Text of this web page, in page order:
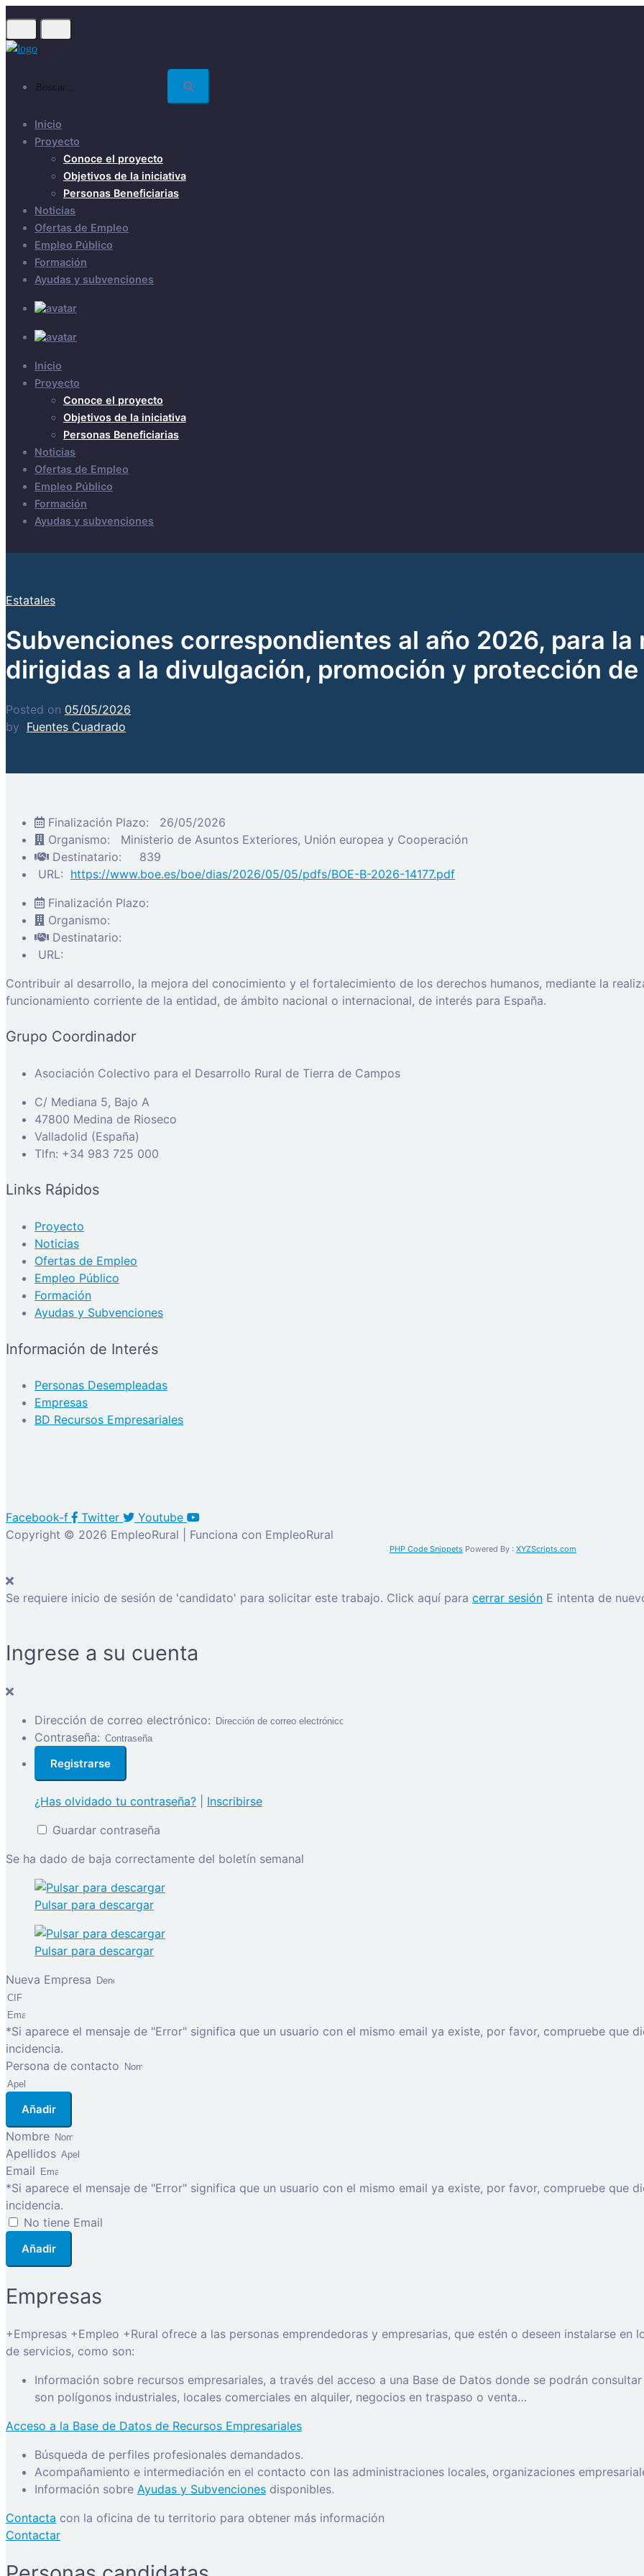
main
Inicio
Proyecto
Conoce el proyecto
Objetivos de la iniciativa
Personas Beneficiarias
Noticias
Ofertas de Empleo
Empleo Público
Formación
Ayudas y subvenciones
Inicio
Proyecto
Conoce el proyecto
Objetivos de la iniciativa
Personas Beneficiarias
Noticias
Ofertas de Empleo
Empleo Público
Formación
Ayudas y subvenciones
Estatales
Subvenciones correspondientes al año 2026, para
dirigidas a la divulgación, promoción y protección
Posted on 05/05/2026
by Fuentes Cuadrado
Finalización Plazo:
26/05/2026
Organismo:
Ministerio de Asuntos Exteriores, Unión europea y Cooperación
Destinatario:
839
URL: https://www.boe.es/boe/dias/2026/05/05/pdfs/BOE-B-2026-14177.pdf
Finalización Plazo:
Organismo:
Destinatario:
URL:
Contribuir al desarrollo, la mejora del conocimiento y el fortalecimiento de los derechos humanos, mediante la
funcionamiento corriente de la entidad, de ámbito nacional o internacional, de interés para España.
Grupo Coordinador
Asociación Colectivo para el Desarrollo Rural de Tierra de Campos
C/ Mediana 5, Bajo A
47800 Medina de Rioseco
Valladolid (España)
Tlfn: +34 983 725 000
Links Rápidos
Proyecto
Noticias
Ofertas de Empleo
Empleo Público
Formación
Ayudas y Subvenciones
Información de Interés
Personas Desempleadas
Empresas
BD Recursos Empresariales
Facebook-f Twitter
Youtube
Copyright © 2026 EmpleoRural | Funciona con EmpleoRural
PHP Code Snippets Powered By : XYZScripts.com
Se requiere inicio de sesión de 'candidato' para solicitar este trabajo. Click aquí para cerrar sesión E intenta de
Ingrese a su cuenta
Dirección de correo electrónico:
Contraseña:
¿Has olvidado tu contraseña?
Inscribirse
Guardar contraseña
Se ha dado de baja correctamente del boletín semanal
Pulsar para descargar
Pulsar para descargar
Nueva Empresa
*Si aparece el mensaje de "Error" significa que un usuario con el mismo email ya existe, por favor, compruebe que
incidencia.
Persona de contacto
Añadir
Nombre
Apellidos
Email
*Si aparece el mensaje de "Error" significa que un usuario con el mismo email ya existe, por favor, compruebe que
incidencia.
No tiene Email
Añadir
Empresas
+Empresas +Empleo +Rural ofrece a las personas emprendedoras y empresarias, que estén o deseen instalarse
de servicios, como son:
Información sobre recursos empresariales, a través del acceso a una Base de Datos donde se podrán
son polígonos industriales, locales comerciales en alquiler, negocios en traspaso o venta…
Acceso a la Base de Datos de Recursos Empresariales
Búsqueda de perfiles profesionales demandados.
Acompañamiento e intermediación en el contacto con las administraciones locales, organizaciones
Información sobre Ayudas y Subvenciones disponibles.
Contacta con la oficina de tu territorio para obtener más información
Contactar